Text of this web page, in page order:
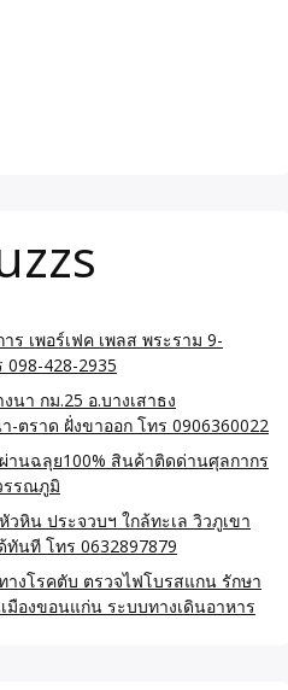
เพอร์เฟค เพลส พระราม 9-
098-428-2935
นา กม.25 อ.บางเสาธง
ตราด ฝั่งขาออก โทร 0906360022
านฉลุย100% สินค้าติดด่านศุลกากร
รรณภูมิ
หิน ประจวบฯ ใกล้ทะเล วิวภูเขา
ทันที โทร 0632897879
งโรคตับ ตรวจไฟโบรสแกน รักษา
องขอนแก่น ระบบทางเดินอาหาร